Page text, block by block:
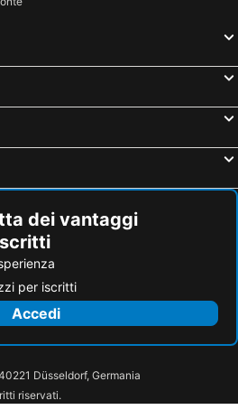
dei vantaggi
per iscritti
Accedi
Düsseldorf, Germania
riservati.